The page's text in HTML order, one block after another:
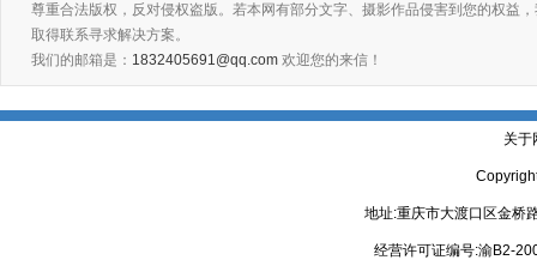
尊重合法版权，反对侵权盗版。若本网有部分文字、摄影作品侵害到您的权益
取得联系寻求解决方案。
我们的邮箱是： 1832405691@qq.com 欢迎您的来信！
关于
地址:重庆市大渡口区金
经营许可证编号:渝B2-